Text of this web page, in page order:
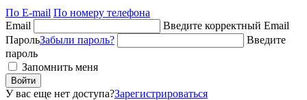
По E-mail По номеру телефона
Email
Введите корректный Email
ПарольЗабыли пароль?
Введите
пароль
Запомнить меня
Войти
У вас еще нет доступа?Зарегистрироваться